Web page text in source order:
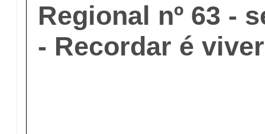
Regional nº 63 -
- Recordar é